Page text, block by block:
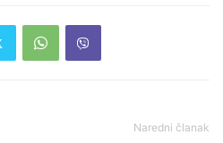
Naredni članak